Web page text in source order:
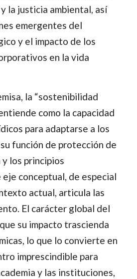
la justicia ambiental, así
emergentes del
y el impacto de los
en la vida
la “sostenibilidad
como la capacidad
para adaptarse a los
función de protección de
y los principios
conceptual, de especial
actual, articula las
El carácter global del
su impacto trascienda
lo que lo convierte en
imprescindible para
y las instituciones,